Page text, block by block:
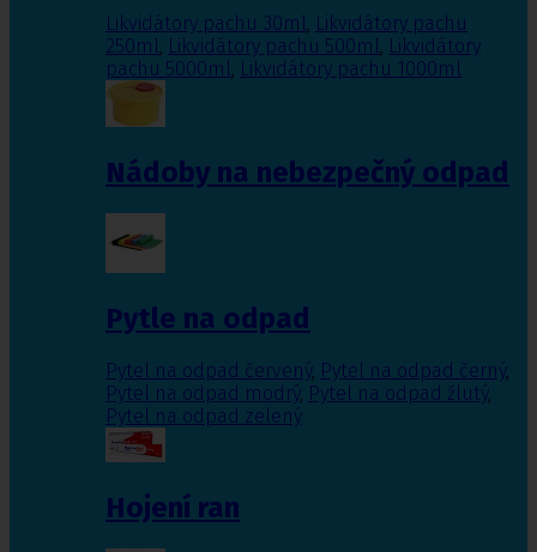
Likvidátory pachu 30ml, Likvidátory pachu
250ml, Likvidátory pachu 500ml, Likvidátory
pachu 5000ml, Likvidátory pachu 1000ml
Nádoby na nebezpečný odpad
Pytle na odpad
Pytel na odpad červený, Pytel na odpad černý,
Pytel na odpad modrý, Pytel na odpad žlutý,
Pytel na odpad zelený
Hojení ran